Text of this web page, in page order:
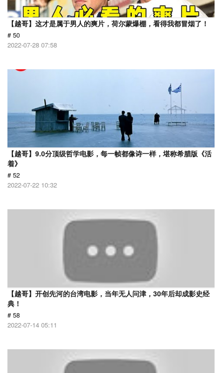
【越哥】这才是属于男人的爽片，荷尔蒙爆棚，看得我都冒烟了！
# 50
2022-07-28 07:58
【越哥】9.0分顶级哲学电影，每一帧都像诗一样，堪称希腊版《活
着》
# 52
2022-07-22 10:32
【越哥】开创先河的台湾电影，当年无人问津，30年后却成影史经
典！
# 58
2022-07-14 05:11